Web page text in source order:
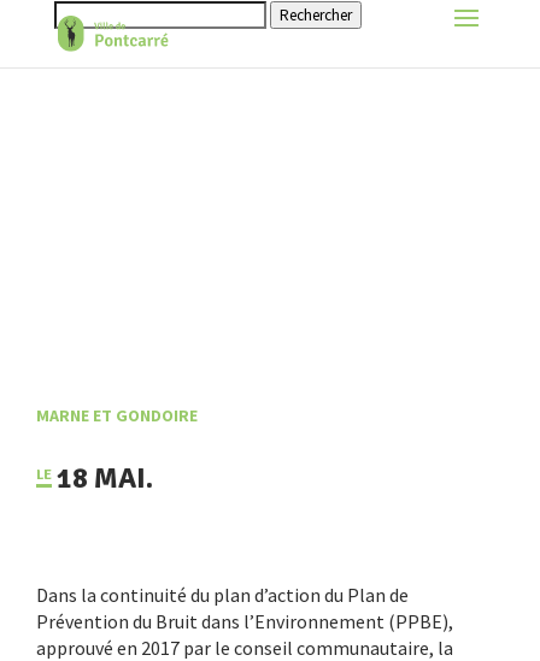
Rechercher
MARNE ET GONDOIRE
18 MAI.
Dans la continuité du plan d’action du Plan de
Prévention du Bruit dans l’Environnement (PPBE),
approuvé en 2017 par le conseil communautaire, la